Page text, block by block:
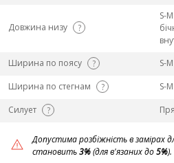
Довжина низу ?
S-
Ширина по поясу
?
S-
Ширина по стегнам
?
S-
Силует
?
Допустима розбіжність в замірах
становить3%(для в'язаних до5%).